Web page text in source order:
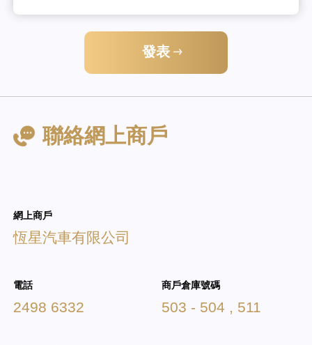
發表
聯絡網上商戶
網上商戶
恆星汽車有限公司
電話
2498 6332
商戶倉庫號碼
503 - 504 , 511